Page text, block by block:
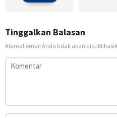
Tinggalkan Balasan
Alamat email Anda tidak akan